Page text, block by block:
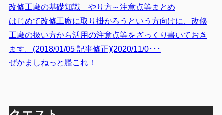
改修工廠の基礎知識 やり方～注意点等まとめ
はじめて改修工廠に取り掛かろうという方向けに、改修
工廠の扱い方から活用の注意点等をざっくり書いておき
ます。(2018/01/05 記事修正)(2020/11/0･･･
ぜかましねっと艦これ！